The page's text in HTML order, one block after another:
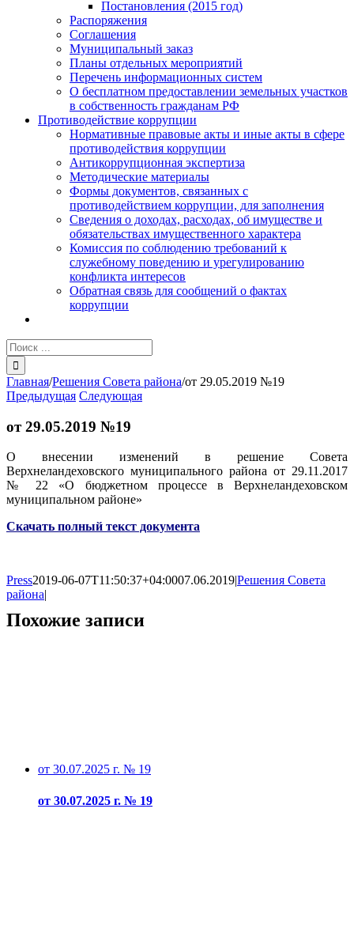
Постановления (2015 год)
Распоряжения
Соглашения
Муниципальный заказ
Планы отдельных мероприятий
Перечень информационных систем
О бесплатном предоставлении земельных участков
в собственность гражданам РФ
Противодействие коррупции
Нормативные правовые акты и иные акты в сфере
противодействия коррупции
Антикоррупционная экспертиза
Методические материалы
Формы документов, связанных с
противодействием коррупции, для заполнения
Сведения о доходах, расходах, об имуществе и
обязательствах имущественного характера
Комиссия по соблюдению требований к
служебному поведению и урегулированию
конфликта интересов
Обратная связь для сообщений о фактах
коррупции
Результат
поиска:
Главная/Решения Совета района/от 29.05.2019 №19
Предыдущая Следующая
от 29.05.2019 №19
О внесении изменений в решение Совета
Верхнеландеховского муниципального района от 29.11.2017
№ 22 «О бюджетном процессе в Верхнеландеховском
муниципальном районе»
Скачать полный текст документа
Press2019-06-07T11:50:37+04:0007.06.2019|Решения Совета
района|
Похожие записи
от 30.07.2025 г. № 19
от 30.07.2025 г. № 19